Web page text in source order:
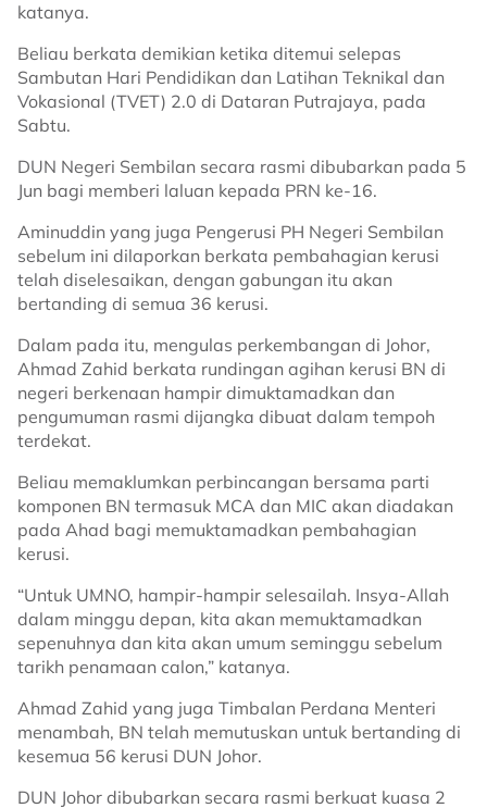
katanya.
Beliau berkata demikian ketika ditemui selepas
Sambutan Hari Pendidikan dan Latihan Teknikal dan
Vokasional (TVET) 2.0 di Dataran Putrajaya, pada
Sabtu.
DUN Negeri Sembilan secara rasmi dibubarkan pada 5
Jun bagi memberi laluan kepada PRN ke-16.
Aminuddin yang juga Pengerusi PH Negeri Sembilan
sebelum ini dilaporkan berkata pembahagian kerusi
telah diselesaikan, dengan gabungan itu akan
bertanding di semua 36 kerusi.
Dalam pada itu, mengulas perkembangan di Johor,
Ahmad Zahid berkata rundingan agihan kerusi BN di
negeri berkenaan hampir dimuktamadkan dan
pengumuman rasmi dijangka dibuat dalam tempoh
terdekat.
Beliau memaklumkan perbincangan bersama parti
komponen BN termasuk MCA dan MIC akan diadakan
pada Ahad bagi memuktamadkan pembahagian
kerusi.
“Untuk UMNO, hampir-hampir selesailah. Insya-Allah
dalam minggu depan, kita akan memuktamadkan
sepenuhnya dan kita akan umum seminggu sebelum
tarikh penamaan calon,” katanya.
Ahmad Zahid yang juga Timbalan Perdana Menteri
menambah, BN telah memutuskan untuk bertanding di
kesemua 56 kerusi DUN Johor.
DUN Johor dibubarkan secara rasmi berkuat kuasa 2